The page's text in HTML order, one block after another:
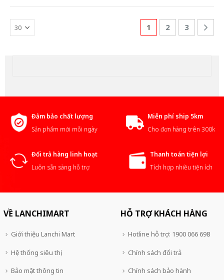
1 2 3
Đảm bảo chất lượng
Sản phẩm mới mỗi ngày
Miễn phí ship 5km
Cho đơn hàng trên 300k
Đổi trả hàng linh hoạt
Luôn sẵn sàng hỗ trợ
Thanh toán tiện lợi
Tích hợp nhiều tiện ích
VỀ LANCHIMART
Giới thiệu Lanchi Mart
Hệ thống siêu thị
Bảo mật thông tin
HỖ TRỢ KHÁCH HÀNG
Hotline hỗ trợ: 1900 066 698
Chính sách đổi trả
Chính sách bảo hành